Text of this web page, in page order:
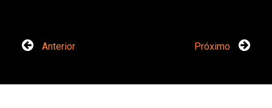
Anterior Próximo